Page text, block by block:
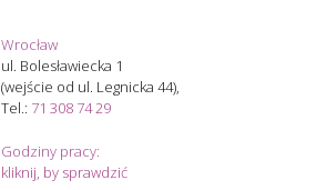
Wrocław
ul. Bolesławiecka 1
(wejście od ul. Legnicka 44),
Tel.: 71 308 74 29
Godziny pracy:
kliknij, by sprawdzić